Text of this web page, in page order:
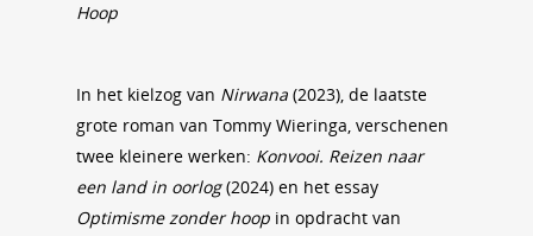
Hoop
In het kielzog van Nirwana (2023), de laatste
grote roman van Tommy Wieringa, verschenen
twee kleinere werken: Konvooi. Reizen naar
een land in oorlog(2024) en het essay
Optimisme zonder hoop in opdracht van